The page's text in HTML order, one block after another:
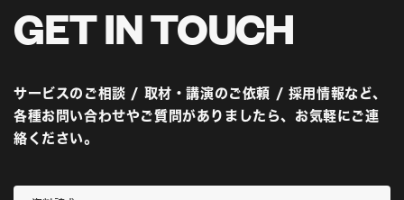
GET INTOUCH
サービスのご相談 / 取材・講演のご依頼 / 採用情報など、
各種お問い合わせやご質問がありましたら、お気軽にご連
絡ください。